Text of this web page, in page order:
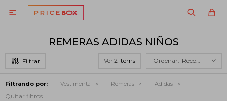

REMERAS ADIDAS NIÑOS
Ver Recomendados
Filtrando por: Vestimenta Remeras Adidas
Quitar filtros